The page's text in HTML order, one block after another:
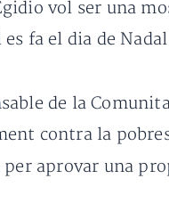
vol ser una
es fa el dia de
de la
contra la
aprovar una